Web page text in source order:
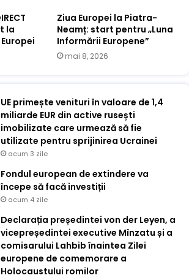
la
Ziua Europei la Piatra-
Neamț: start pentru „Luna
Informării Europene”
mai 8, 2026
UE primește venituri în valoare de 1,4
miliarde EUR din active rusești
imobilizate care urmează să fie
utilizate pentru sprijinirea Ucrainei
acum 3 zile
Fondul european de extindere va
începe să facă investiții
acum 4 zile
Declarația președintei von der Leyen, a
vicepreședintei executive Mînzatu și a
comisarului Lahbib înaintea Zilei
europene de comemorare a
Holocaustului romilor